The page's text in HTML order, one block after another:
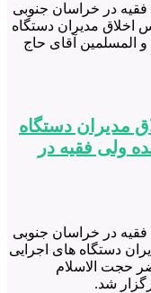
در خراسان جنوبی
اخلاق مدیران دستگاه
المسلمین آقای حاج
مدیران دستگاه
ولی فقیه در
در خراسان جنوبی
دستگاه های اجرایی
حجت الاسلام
شد.